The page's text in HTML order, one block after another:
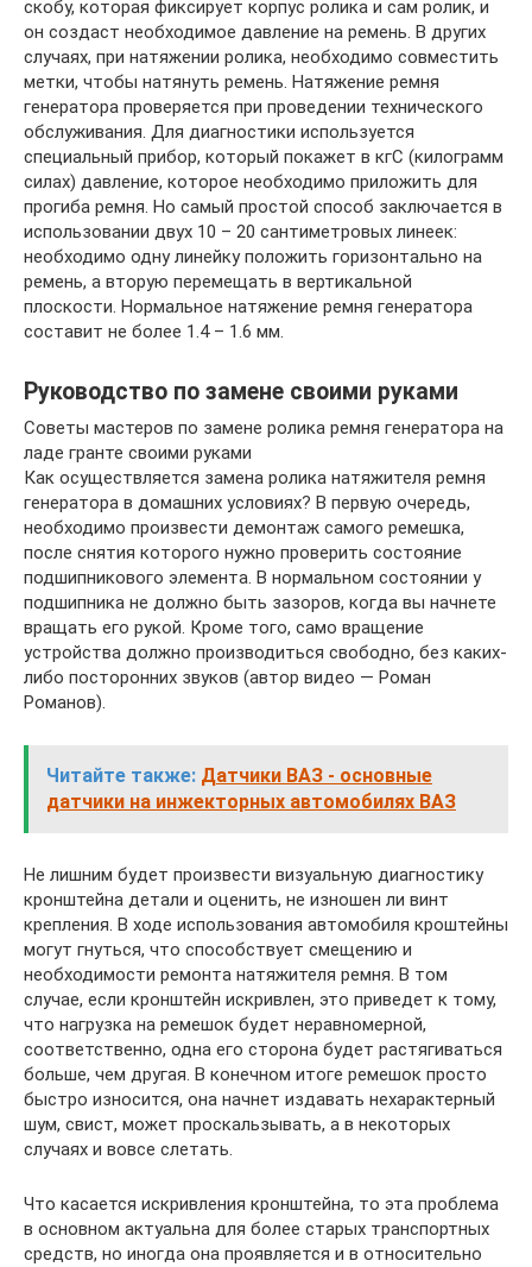
скобу, которая фиксирует корпус ролика и сам ролик, и
он создаст необходимое давление на ремень. В других
случаях, при натяжении ролика, необходимо совместить
метки, чтобы натянуть ремень. Натяжение ремня
генератора проверяется при проведении технического
обслуживания. Для диагностики используется
специальный прибор, который покажет в кгС (килограмм
силах) давление, которое необходимо приложить для
прогиба ремня. Но самый простой способ заключается в
использовании двух 10 – 20 сантиметровых линеек:
необходимо одну линейку положить горизонтально на
ремень, а вторую перемещать в вертикальной
плоскости. Нормальное натяжение ремня генератора
составит не более 1.4 – 1.6 мм.
Руководство по замене своими руками
Советы мастеров по замене ролика ремня генератора на
ладе гранте своими руками
Как осуществляется замена ролика натяжителя ремня
генератора в домашних условиях? В первую очередь,
необходимо произвести демонтаж самого ремешка,
после снятия которого нужно проверить состояние
подшипникового элемента. В нормальном состоянии у
подшипника не должно быть зазоров, когда вы начнете
вращать его рукой. Кроме того, само вращение
устройства должно производиться свободно, без каких-
либо посторонних звуков (автор видео — Роман
Романов).
Читайте также: Датчики ВАЗ - основные
датчики на инжекторных автомобилях ВАЗ
Не лишним будет произвести визуальную диагностику
кронштейна детали и оценить, не изношен ли винт
крепления. В ходе использования автомобиля кроштейны
могут гнуться, что способствует смещению и
необходимости ремонта натяжителя ремня. В том
случае, если кронштейн искривлен, это приведет к тому,
что нагрузка на ремешок будет неравномерной,
соответственно, одна его сторона будет растягиваться
больше, чем другая. В конечном итоге ремешок просто
быстро износится, она начнет издавать нехарактерный
шум, свист, может проскальзывать, а в некоторых
случаях и вовсе слетать.
Что касается искривления кронштейна, то эта проблема
в основном актуальна для более старых транспортных
средств, но иногда она проявляется и в относительно